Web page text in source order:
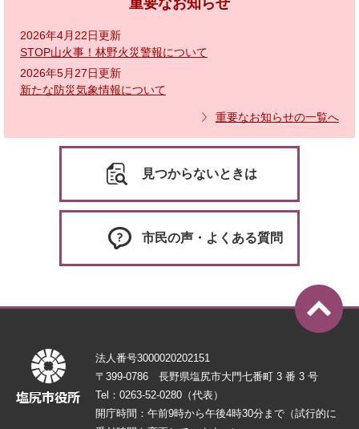
重要なお知らせ
2026年4月22日更新
STOP山火事！林野火災警報について
2026年5月27日更新
新たな防災気象情報について
重要なお知らせの一覧へ
見つからないときは
市民の声・よくある質問
法人番号3000020202151
〒399-0786 長野県塩尻市大門七番町 3 番 3 号
Tel：0263-52-0280（代表）
開庁時間：午前9時から午後4時30分まで（試行的に